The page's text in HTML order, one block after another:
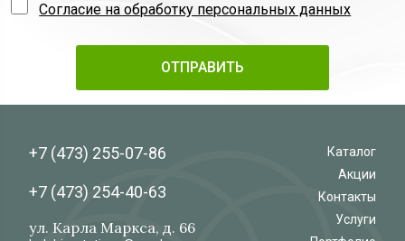
Согласие на обработку персональных данных
+7 (473) 255-07-86
+7 (473) 254-40-63
ул. Карла Маркса, д. 66
Каталог
Акции
Контакты
Услуги